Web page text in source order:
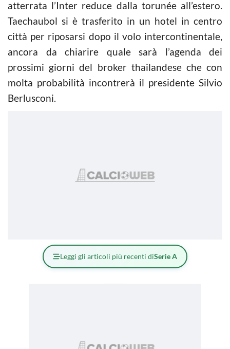
atterrata l’Inter reduce dalla torunée all’estero.
Taechaubol si è trasferito in un hotel in centro
città per riposarsi dopo il volo intercontinentale,
ancora da chiarire quale sarà l’agenda dei
prossimi giorni del broker thailandese che con
molta probabilità incontrerà il presidente Silvio
Berlusconi.
Leggi gli articoli più recenti diSerie A